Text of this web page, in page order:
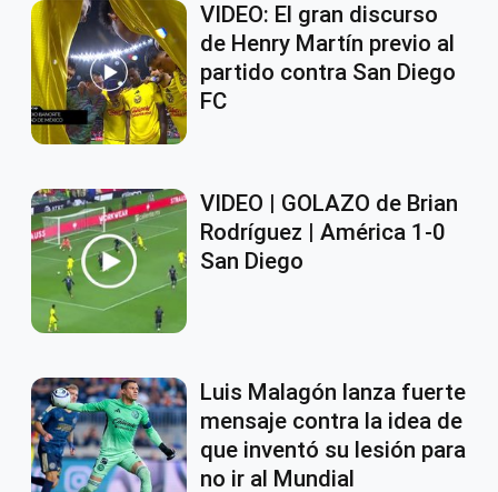
VIDEO: El gran discurso
de Henry Martín previo al
partido contra San Diego
FC
VIDEO | GOLAZO de Brian
Rodríguez | América 1-0
San Diego
Luis Malagón lanza fuerte
mensaje contra la idea de
que inventó su lesión para
no ir al Mundial